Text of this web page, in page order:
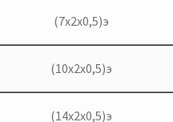
(7х2х0,5)э
(10х2х0,5)э
(14х2х0,5)э